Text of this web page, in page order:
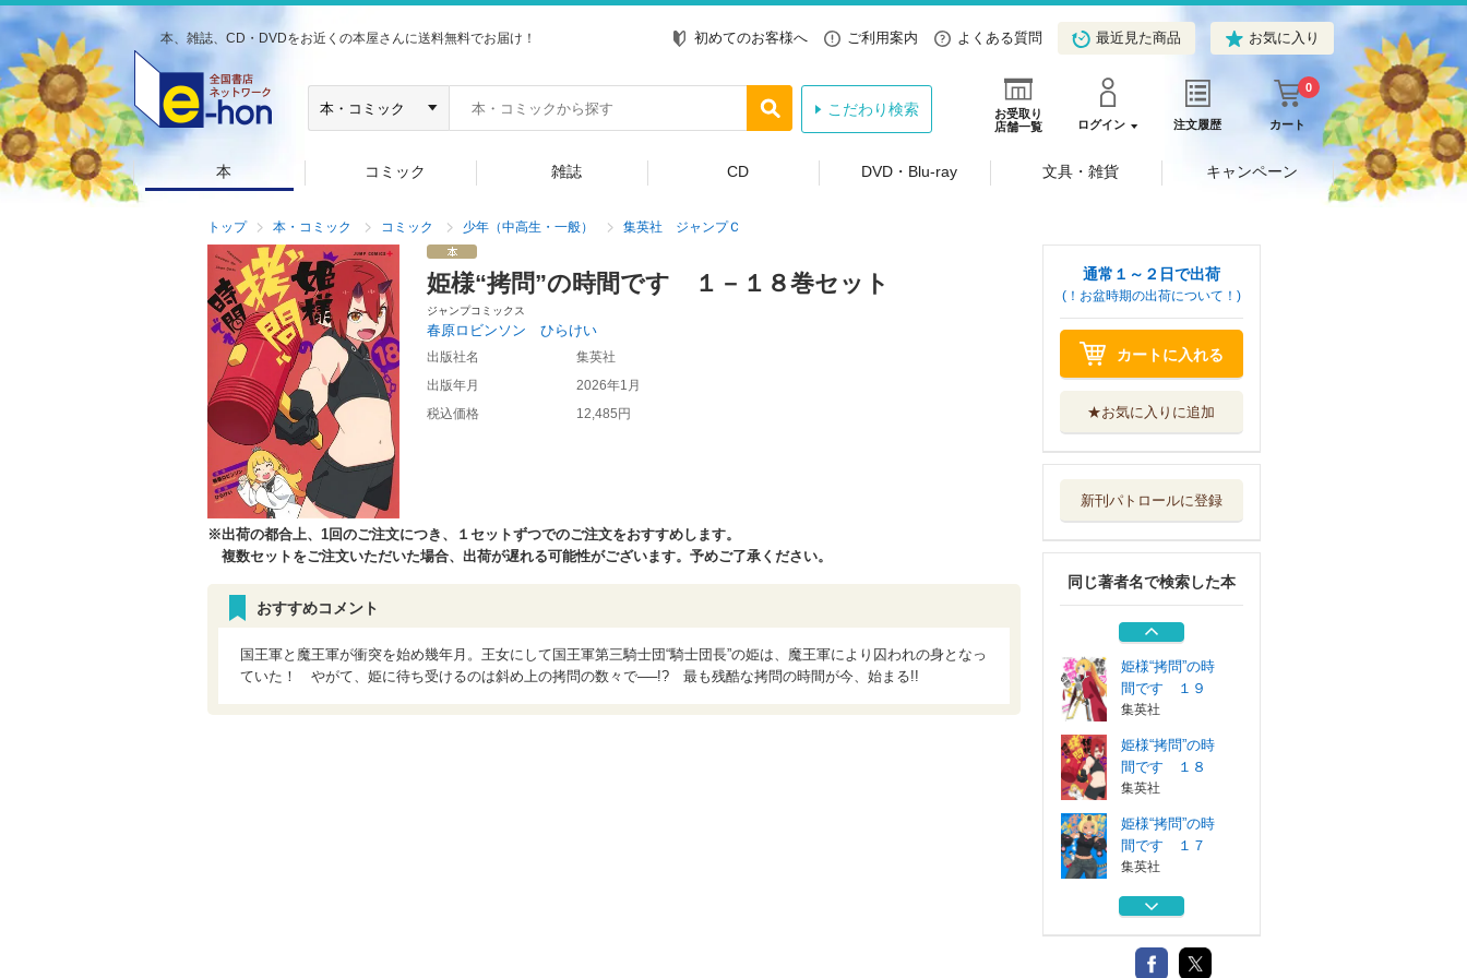
本、雑誌、CD・DVDをお近くの本屋さんに送料無料でお届け！ 初めてのお客様へ ご利用案内 よくある質問 最近見た商品 お気に入り
お受取り
店舗一覧
ログイン 注文履歴 カート
0
こだわり検索
本 コミック 雑誌 CD DVD・Blu-ray 文具・雑貨 キャンペーン
トップ 本・コミック コミック 少年（中高生・一般） 集英社 ジャンプＣ
姫様“拷問”の時間です １－１８巻セット
ジャンプコミックス
春原ロビンソン ひらけい
出版社名
集英社
出版年月
2026年1月
税込価格
12,485円
※出荷の都合上、1回のご注文につき、１セットずつでのご注文をおすすめします。
複数セットをご注文いただいた場合、出荷が遅れる可能性がございます。予めご了承ください。
おすすめコメント
国王軍と魔王軍が衝突を始め幾年月。王女にして国王軍第三騎士団“騎士団長”の姫は、魔王軍により囚われの身となっ
ていた！ やがて、姫に待ち受けるのは斜め上の拷問の数々で──!? 最も残酷な拷問の時間が今、始まる!!
通常１～２日で出荷
(！お盆時期の出荷について！)
カートに入れる
★お気に入りに追加
新刊パトロールに登録
同じ著者名で検索した本
姫様“拷問”の時
間です １７
姫様“拷問”の時
集英社
姫様“拷問”の時
間です １５
集英社
姫様“拷問”の時
間です １９
集英社
姫様“拷問”の時
間です １８
集英社
姫様“拷問”の時
間です １７
集英社
姫様“拷問”の時
集英社